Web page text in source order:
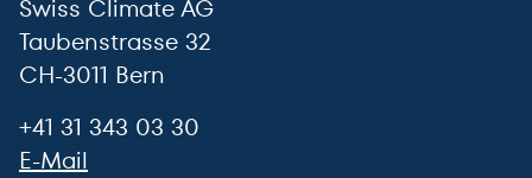
Swiss Climate AG
Taubenstrasse 32
CH-3011 Bern
+41 31 343 03 30
E-Mail